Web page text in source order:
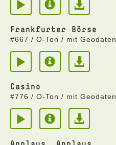
Frankfurter Börse
#667 / O-Ton / mit
Casino
#776 / O-Ton / mit